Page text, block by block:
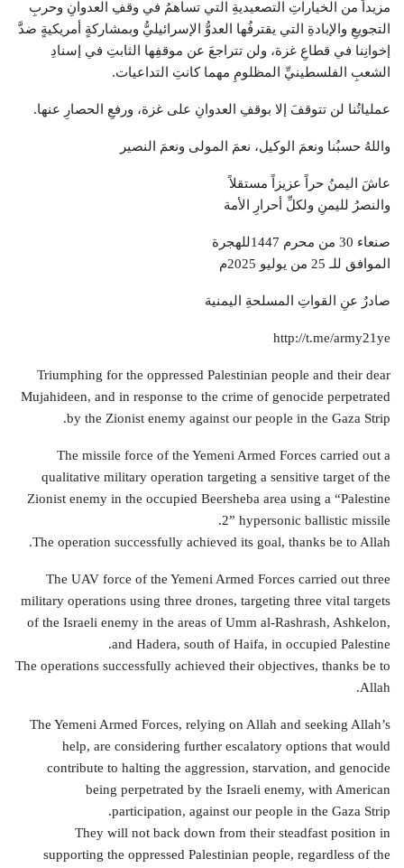
مزيداً من الخياراتِ التصعيديةِ التي تساهمُ في وقفِ العدوانِ وحربِ
التجويعِ والإبادةِ التي يقترفُها العدوُّ الإسرائيليُّ وبمشاركةٍ أمريكيةٍ ضدَّ
إخوانِنا في قطاعِ غزة، ولن تتراجعَ عن موقفِها الثابتِ في إسنادِ
الشعبِ الفلسطينيِّ المظلومِ مهما كانتِ التداعيات.
عملياتُنا لن تتوقفَ إلا بوقفِ العدوانِ على غزة، ورفعِ الحصارِ عنها.
واللهُ حسبُنا ونعمَ الوكيل، نعمَ المولى ونعمَ النصير
عاشَ اليمنُ حراً عزيزاً مستقلاً
والنصرُ لليمنِ ولكلِّ أحرارِ الأمة
صنعاء 30 من محرم 1447للهجرة
الموافق للـ 25 من يوليو 2025م
صادرٌ عنِ القواتِ المسلحةِ اليمنية
http://t.me/army21ye
Triumphing for the oppressed Palestinian people and their dear
Mujahideen, and in response to the crime of genocide perpetrated
by the Zionist enemy against our people in the Gaza Strip.
The missile force of the Yemeni Armed Forces carried out a
qualitative military operation targeting a sensitive target of the
Zionist enemy in the occupied Beersheba area using a “Palestine
2” hypersonic ballistic missile.
The operation successfully achieved its goal, thanks be to Allah.
The UAV force of the Yemeni Armed Forces carried out three
military operations using three drones, targeting three vital targets
of the Israeli enemy in the areas of Umm al-Rashrash, Ashkelon,
and Hadera, south of Haifa, in occupied Palestine.
The operations successfully achieved their objectives, thanks be to
Allah.
The Yemeni Armed Forces, relying on Allah and seeking Allah’s
help, are considering further escalatory options that would
contribute to halting the aggression, starvation, and genocide
being perpetrated by the Israeli enemy, with American
participation, against our people in the Gaza Strip.
They will not back down from their steadfast position in
supporting the oppressed Palestinian people, regardless of the